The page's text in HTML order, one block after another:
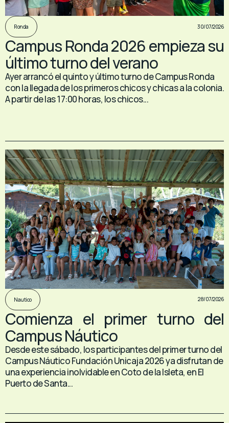
Ronda 30/07/2026
Campus Ronda 2026 empieza su
último turno del verano
Ayer arrancó el quinto y último turno de Campus Ronda
con la llegada de los primeros chicos y chicas a la colonia.
A partir de las 17:00 horas, los chicos...
Nautico 28/07/2026
Comienza el primer turno del
Campus Náutico
Desde este sábado, los participantes del primer turno del
Campus Náutico Fundación Unicaja 2026 ya disfrutan de
una experiencia inolvidable en Coto de la Isleta, en El
Puerto de Santa...